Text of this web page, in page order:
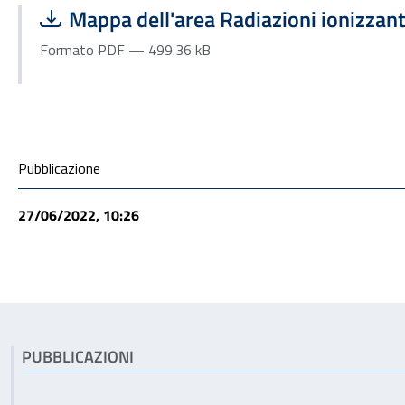
Scarica file:
Mappa dell'area Radiazioni Formato PDF — Dimensione 499.36 kB
Formato PDF — 499.36 kB
Condivisione social
Pubblicazione
27/06/2022, 10:26
Articoli correlati
PUBBLICAZIONI